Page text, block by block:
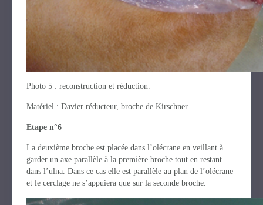
Photo 5 : reconstruction et réduction.
Matériel : Davier réducteur, broche de Kirschner
Etape n°6
La deuxième broche est placée dans l’olécrane en veillant à
garder un axe parallèle à la première broche tout en restant
dans l’ulna. Dans ce cas elle est parallèle au plan de l’olécrane
et le cerclage ne s’appuiera que sur la seconde broche.